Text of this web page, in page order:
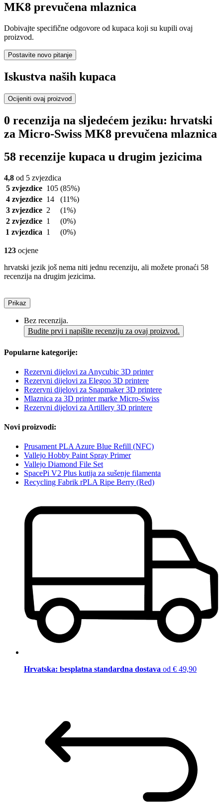
MK8 prevučena mlaznica
Dobivajte specifične odgovore od kupaca koji su kupili ovaj
proizvod.
Postavite novo pitanje
Iskustva naših kupaca
Ocijeniti ovaj proizvod
0 recenzija na sljedećem jeziku: hrvatski
za Micro-Swiss MK8 prevučena mlaznica
58 recenzije kupaca u drugim jezicima
4,8 od 5 zvjezdica
5 zvjezdice 105 (85%)
4 zvjezdice 14
(11%)
3 zvjezdice 2
(1%)
2 zvjezdice 1
(0%)
1 zvjezdica 1 (0%)
123 ocjene
hrvatski jezik još nema niti jednu recenziju, ali možete pronaći 58
recenzija na drugim jezicima.
Prikaz
Bez recenzija.
Budite prvi i napišite recenziju za ovaj proizvod.
Popularne kategorije:
Rezervni dijelovi za Anycubic 3D printer
Rezervni dijelovi za Elegoo 3D printere
Rezervni dijelovi za Snapmaker 3D printere
Mlaznica za 3D printer marke Micro-Swiss
Rezervni dijelovi za Artillery 3D printere
Novi proizvodi:
Prusament PLA Azure Blue Refill (NFC)
Vallejo Hobby Paint Spray Primer
Vallejo Diamond File Set
SpacePi V2 Plus kutija za sušenje filamenta
Recycling Fabrik rPLA Ripe Berry (Red)
Hrvatska: besplatna standardna dostava od € 49,90